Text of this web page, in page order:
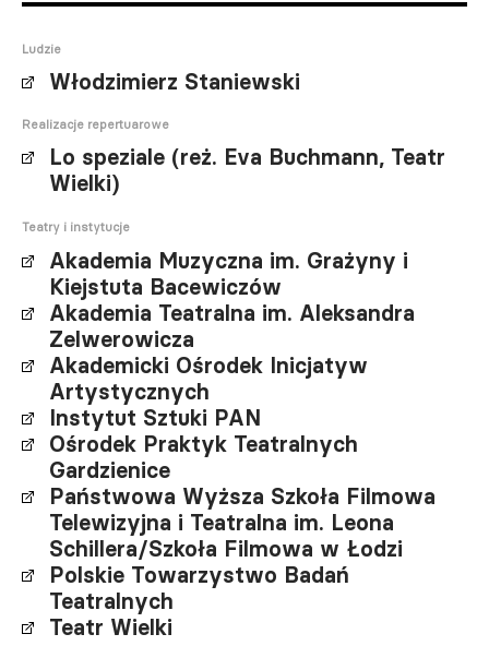
Ludzie
Włodzimierz Staniewski
Realizacje repertuarowe
Lo speziale (reż. Eva Buchmann, Teatr
Wielki)
Teatry i instytucje
Akademia Muzyczna im. Grażyny i
Kiejstuta Bacewiczów
Akademia Teatralna im. Aleksandra
Zelwerowicza
Akademicki Ośrodek Inicjatyw
Artystycznych
Instytut Sztuki PAN
Ośrodek Praktyk Teatralnych
Gardzienice
Państwowa Wyższa Szkoła Filmowa
Telewizyjna i Teatralna im. Leona
Schillera/Szkoła Filmowa w Łodzi
Polskie Towarzystwo Badań
Teatralnych
Teatr Wielki